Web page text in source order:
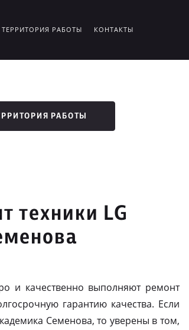
ТЕРРИТОРИЯ РАБОТЫ КОНТАКТЫ
РАБОТЫ
техники LG
и качественно выполняют ремонт
гарантию качества. Если
Семенова, то уверены в том,